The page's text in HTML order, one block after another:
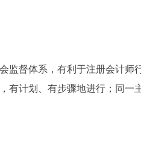
督体系，有利于注册会计师
有计划、有步骤地进行；同